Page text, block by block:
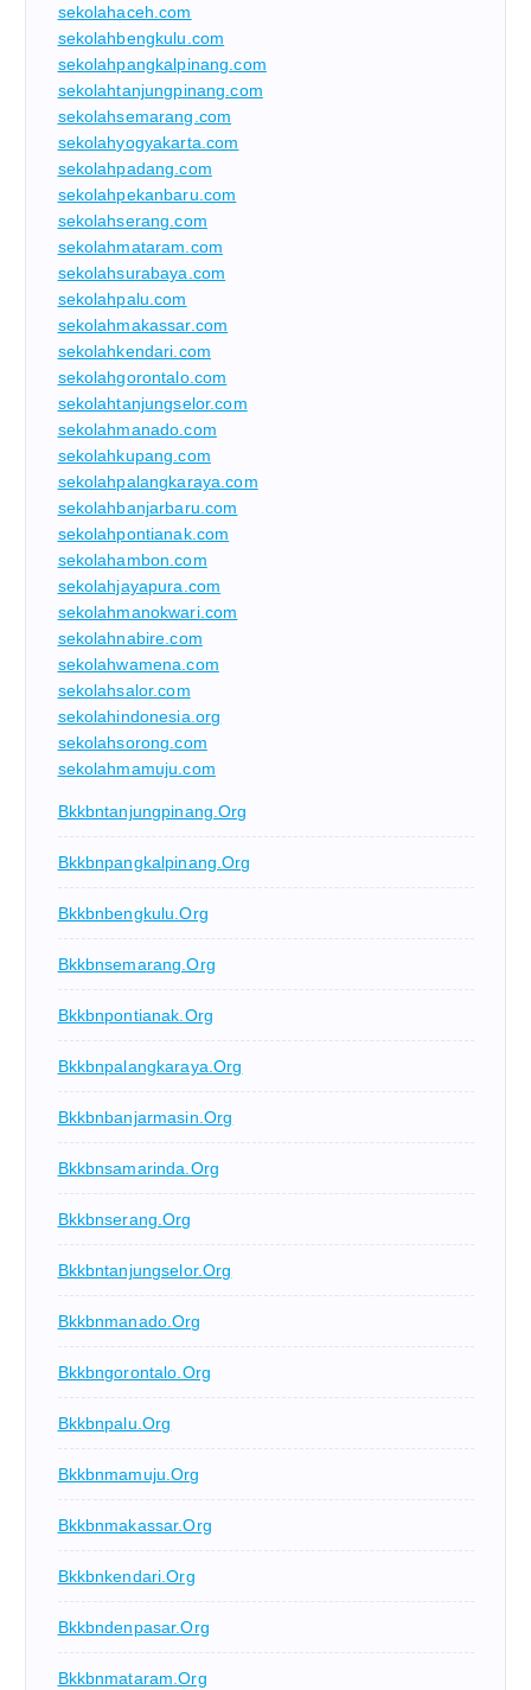
sekolahaceh.com
sekolahbengkulu.com
sekolahpangkalpinang.com
sekolahtanjungpinang.com
sekolahsemarang.com
sekolahyogyakarta.com
sekolahpadang.com
sekolahpekanbaru.com
sekolahserang.com
sekolahmataram.com
sekolahsurabaya.com
sekolahpalu.com
sekolahmakassar.com
sekolahkendari.com
sekolahgorontalo.com
sekolahtanjungselor.com
sekolahmanado.com
sekolahkupang.com
sekolahpalangkaraya.com
sekolahbanjarbaru.com
sekolahpontianak.com
sekolahambon.com
sekolahjayapura.com
sekolahmanokwari.com
sekolahnabire.com
sekolahwamena.com
sekolahsalor.com
sekolahindonesia.org
sekolahsorong.com
sekolahmamuju.com
Bkkbntanjungpinang.org
Bkkbnpangkalpinang.org
Bkkbnbengkulu.org
Bkkbnsemarang.org
Bkkbnpontianak.org
Bkkbnpalangkaraya.org
Bkkbnbanjarmasin.org
Bkkbnsamarinda.org
Bkkbnserang.org
Bkkbntanjungselor.org
Bkkbnmanado.org
Bkkbngorontalo.org
Bkkbnpalu.org
Bkkbnmamuju.org
Bkkbnmakassar.org
Bkkbnkendari.org
Bkkbndenpasar.org
Bkkbnmataram.org